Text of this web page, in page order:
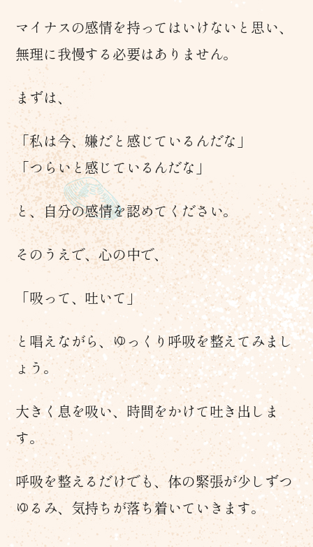
マイナスの感情を持ってはいけないと思い、
無理に我慢する必要はありません。
まずは、
「私は今、嫌だと感じているんだな」
「つらいと感じているんだな」
と、自分の感情を認めてください。
そのうえで、心の中で、
「吸って、吐いて」
と唱えながら、ゆっくり呼吸を整えてみまし
ょう。
大きく息を吸い、時間をかけて吐き出しま
す。
呼吸を整えるだけでも、体の緊張が少しずつ
ゆるみ、気持ちが落ち着いていきます。